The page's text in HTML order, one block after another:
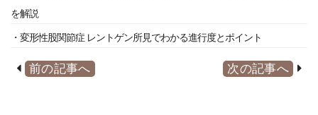
を解説
・変形性股関節症 レントゲン所見でわかる進行度とポイント
前の記事へ 次の記事へ